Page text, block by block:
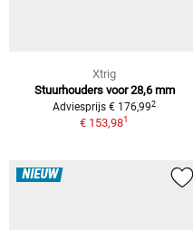
Xtrig
Stuurhouders voor 28,6 mm
Adviesprijs € 176,992
€ 153,981
NIEUW